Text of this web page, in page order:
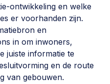
>
ontwikkeling en welke
er voorhanden zijn.
en
in om inwoners,
juiste informatie te
en de route
van gebouwen.